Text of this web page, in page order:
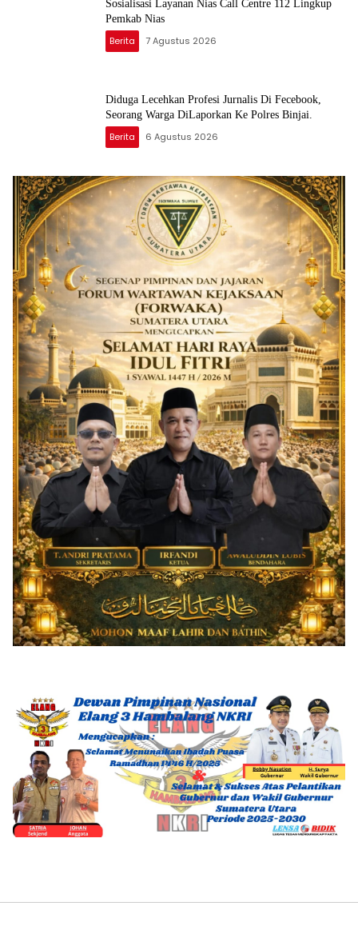
Sosialisasi Layanan Nias Call Centre 112 Lingkup
Pemkab Nias
Berita 7 Agustus 2026
Diduga Lecehkan Profesi Jurnalis Di Fecebook,
Seorang Warga DiLaporkan Ke Polres Binjai.
Berita 6 Agustus 2026